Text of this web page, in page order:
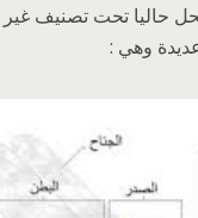
حاليا تحت تصنيف
وهي :